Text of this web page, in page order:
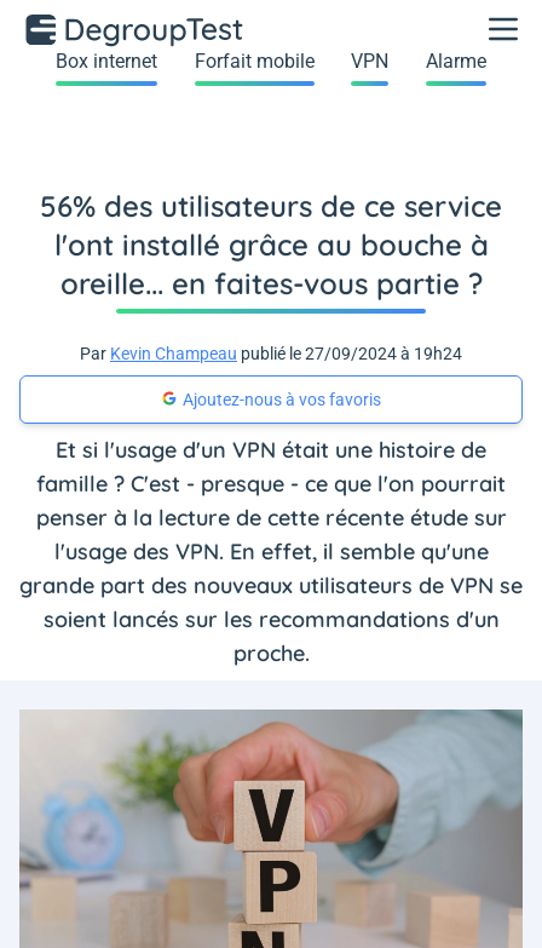
Box internet Forfait mobile VPN Alarme
56% des utilisateurs de ce service
l'ont installé grâce au bouche à
oreille... en faites-vous partie ?
Par Kevin Champeau publié le 27/09/2024 à 19h24
Ajoutez-nous à vos favoris
Et si l'usage d'un VPN était une histoire de
famille ? C'est - presque - ce que l'on pourrait
penser à la lecture de cette récente étude sur
l'usage des VPN. En effet, il semble qu'une
grande part des nouveaux utilisateurs de VPN se
soient lancés sur les recommandations d'un
proche.